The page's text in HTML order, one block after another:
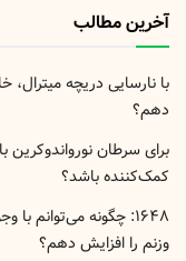
آخرین مطالب
با نارسایی دریچه میترال،
دهم؟
برای سرطان نورواندوکرین
کمک‌کننده باشد؟
۱۶۴۸: چگونه می‌توانم
وزنم را افزایش دهم؟